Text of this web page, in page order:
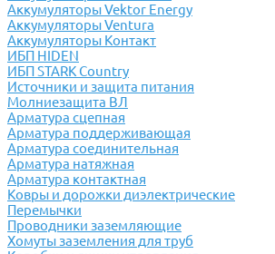
Аккумуляторы Vektor Energy
Аккумуляторы Ventura
Аккумуляторы Контакт
ИБП HIDEN
ИБП STARK Country
Источники и защита питания
Молниезащита ВЛ
Арматура сцепная
Арматура поддерживающая
Арматура соединительная
Арматура натяжная
Арматура контактная
Ковры и дорожки диэлектрические
Перемычки
Проводники заземляющие
Хомуты заземления для труб